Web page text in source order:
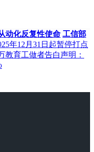
动化反复性使命 工信部
年12月31日起暂停打点
教育工做者告白声明：